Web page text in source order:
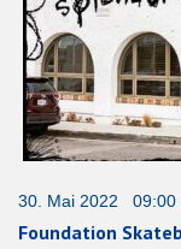
30. Mai 2022 09:00
Foundation